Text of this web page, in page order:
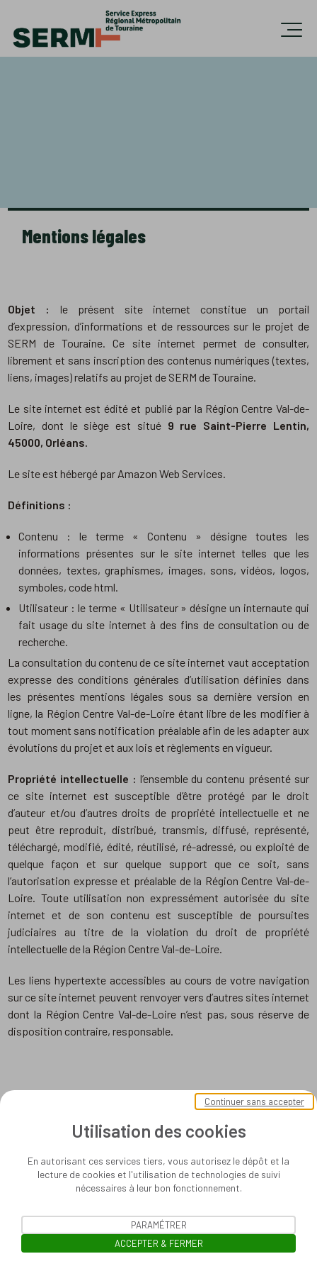
Accèder directement au contenu
Mentions légales
Objet :
le présent site internet constitue un portail
d’expression, d’informations et de ressources sur le projet de
SERM de Touraine. Ce site internet permet de consulter,
librement et sans inscription des contenus numériques (textes,
liens, images) relatifs au projet de SERM de Touraine.
Le site internet est édité et publié par la Région Centre Val-de-
Loire, dont le siège est situé 9 rue Saint-Pierre Lentin,
45000, Orléans.
Le site est hébergé par Amazon Web Services.
Définitions :
Contenu : le terme « Contenu » désigne toutes les
informations présentes sur le site internet telles que les
données, textes, graphismes, images, sons, vidéos, logos,
symboles, code html.
Utilisateur : le terme « Utilisateur » désigne un internaute qui
fait usage du site internet à des fins de consultation ou de
recherche.
La consultation du contenu de ce site internet vaut acceptation
expresse des conditions générales d’utilisation définies dans
les présentes mentions légales sous sa dernière version en
ligne, la Région Centre Val-de-Loire étant libre de les modifier à
tout moment sans notification préalable afin de les adapter aux
évolutions du projet et aux lois et règlements en vigueur.
Propriété intellectuelle : l’ensemble du contenu présenté sur
ce site internet est susceptible d’être protégé par le droit
d’auteur et/ou d’autres droits de propriété intellectuelle et ne
peut être reproduit, distribué, transmis, diffusé, représenté,
téléchargé, modifié, édité, réutilisé, ré-adressé, ou exploité de
quelque façon et sur quelque support que ce soit, sans
l’autorisation expresse et préalable de la Région Centre Val-de-
Loire. Toute utilisation non expressément autorisée du site
internet et de son contenu est susceptible de poursuites
judiciaires au titre de la violation du droit de propriété
intellectuelle de la Région Centre Val-de-Loire.
Les liens hypertexte accessibles au cours de votre navigation
sur ce site internet peuvent renvoyer vers d’autres sites internet
dont la Région Centre Val-de-Loire n’est pas, sous réserve de
disposition contraire, responsable.
Utilisation des cookies
En autorisant ces services tiers, vous autorisez le dépôt et la
lecture de cookies et l'utilisation de technologies de suivi
nécessaires à leur bon fonctionnement.
Continuer sans accepter
PARAMÉTRER
ACCEPTER & FERMER